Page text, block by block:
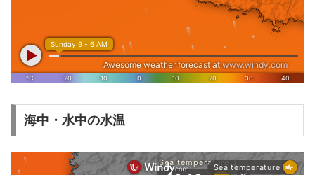
海中・水中の水温